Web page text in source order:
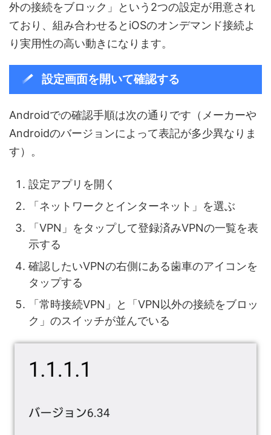
外の接続をブロック」という2つの設定が用意され
ており、組み合わせるとiOSのオンデマンド接続よ
り実用性の高い動きになります。
設定画面を開いて確認する
Androidでの確認手順は次の通りです（メーカーや
Androidのバージョンによって表記が多少異なりま
す）。
設定アプリを開く
「ネットワークとインターネット」を選ぶ
「VPN」をタップして登録済みVPNの一覧を表
示する
確認したいVPNの右側にある歯車のアイコンを
タップする
「常時接続VPN」と「VPN以外の接続をブロッ
ク」のスイッチが並んでいる